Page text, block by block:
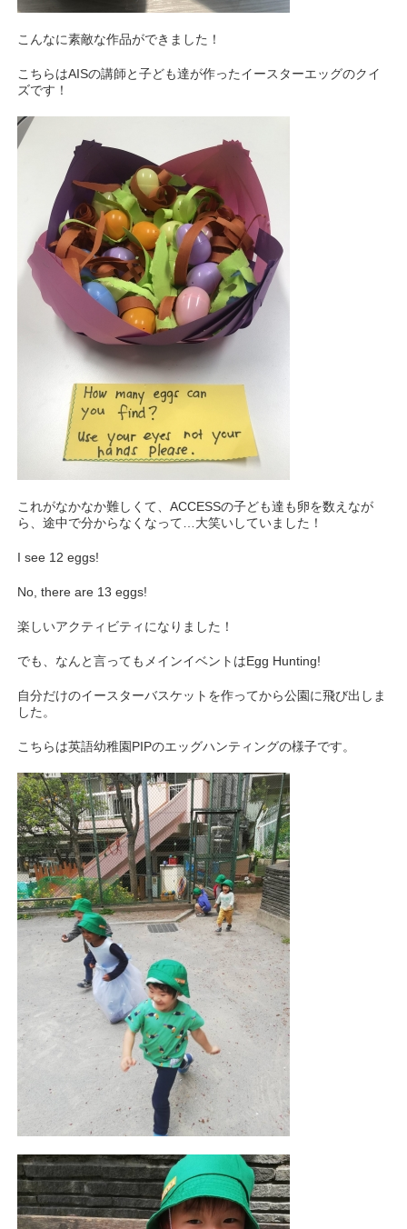
こんなに素敵な作品ができました！
こちらはAISの講師と子ども達が作ったイースターエッグのクイ
ズです！
これがなかなか難しくて、ACCESSの子ども達も卵を数えなが
ら、途中で分からなくなって…大笑いしていました！
I see 12 eggs!
No, there are 13 eggs!
楽しいアクティビティになりました！
でも、なんと言ってもメインイベントはEgg Hunting!
自分だけのイースターバスケットを作ってから公園に飛び出しま
した。
こちらは英語幼稚園PIPのエッグハンティングの様子です。